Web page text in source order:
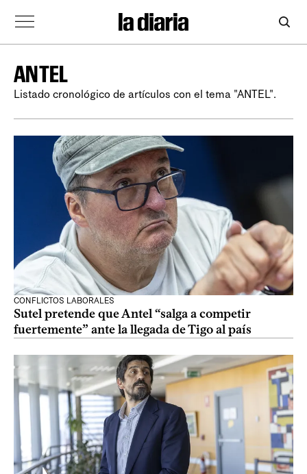
ANTEL
Listado cronológico de artículos con el tema "ANTEL".
CONFLICTOS LABORALES
Sutel pretende que Antel “salga a competir
fuertemente” ante la llegada de Tigo al país